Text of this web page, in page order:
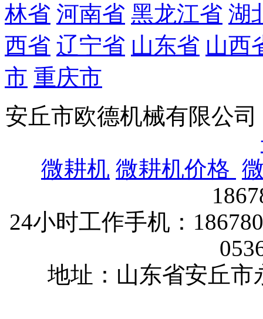
林省 河南省 黑龙江省 湖
西省 辽宁省 山东省 山西
市 重庆市
安丘市欧德机械有限
微耕机 微耕机价格
24小时工作手机：
地址：山东省安丘